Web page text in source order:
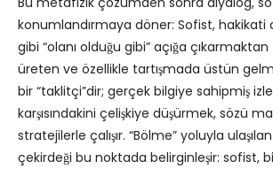
konumlandırmaya döner: Sofist, hakikati
gibi “olanı olduğu gibi” açığa
üreten ve özellikle tartışmada üstün
bir “taklitçi”dir; gerçek bilgiye sahipmiş
karşısındakini çelişkiye düşürmek, sözü
stratejilerle çalışır. “Bölme” yoluyla
çekirdeği bu noktada belirginleşir: sofist,